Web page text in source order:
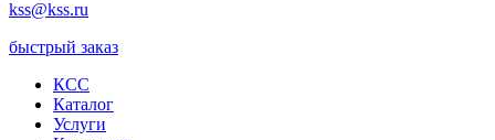
kss@kss.ru
быстрый заказ
КСС
Каталог
Услуги